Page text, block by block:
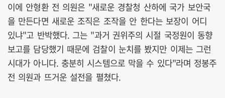
이에 안형환 전 의원은 "새로운 경찰청 산하에 국가 보안국
을 만든다면 새로운 조직은 조작을 안 한다는 보장이 어디
있냐"고 반박했다. 그는 "과거 권위주의 시절 국정원이 동향
보고를 담당했기 때문에 검찰이 눈치를 봤지만 이제는 그런
시대가 아니다. 충분히 시스템으로 막을 수 있다"라며 정봉주
전 의원과 뜨거운 설전을 펼쳤다.